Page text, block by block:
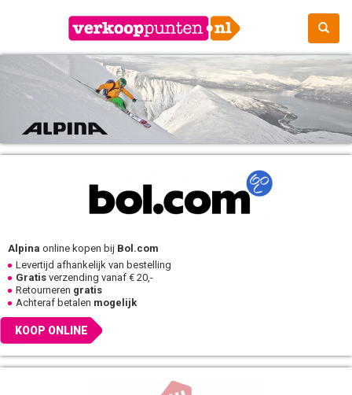
Alpina online kopen bij Bol.com
Levertijd afhankelijk van bestelling
Gratis verzending vanaf € 20,-
Retourneren gratis
Achteraf betalen mogelijk
KOOP ONLINE